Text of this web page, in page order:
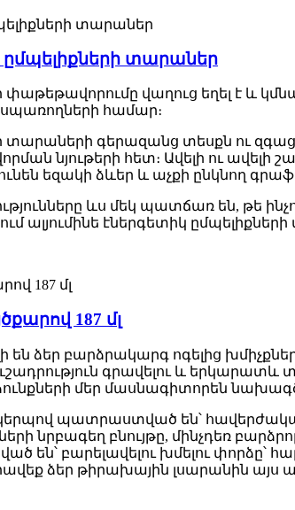
ըմպելիքների տարաներ
փաթեթավորումը վաղուց եղել է և
սպառողների համար։
տարաների գերազանց տեսքն ու
նյութերի հետ։ Ավելի ու ավելի
եզակի ձևեր և աչքի ընկնող
ևս մեկ պատճառ են, թե
ալյումինե էներգետիկ
187 մլ
են ձեր բարձրակարգ ոգելից
գրավելու և երկարատև
մեր մասնագիտորեն
պատրաստված են՝
նրբագեղ բնույթը, մինչդեռ
են՝ բարելավելու խմելու փորձը՝
ձեր թիրախային լսարանին այս